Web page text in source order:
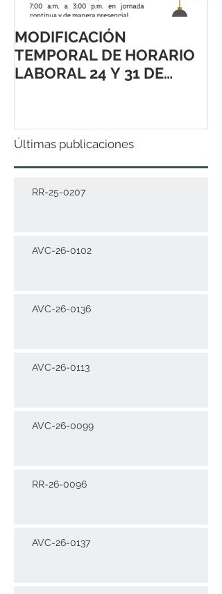
MODIFICACIÓN
TEMPORAL DE HORARIO
LABORAL 24 Y 31 DE
Últimas publicaciones
RR-25-0207
AVC-26-0102
AVC-26-0136
AVC-26-0113
AVC-26-0099
RR-26-0096
AVC-26-0137